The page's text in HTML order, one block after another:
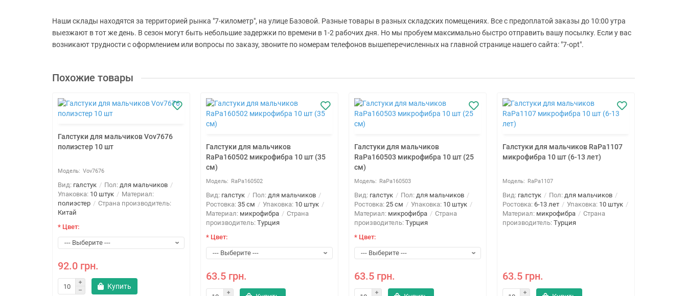
Наши склады находятся за территорией рынка "7-километр", на улице Базовой. Разные товары в разных складских помещениях. Все с предоплатой заказы до 10:00 утра
выезжают в тот же день. В сезон могут быть небольшие задержки по времени в 1-2 рабочих дня. Но мы пробуем максимально быстро отправить вашу посылку. Если у вас
возникают трудности с оформлением или вопросы по заказу, звоните по номерам телефонов вышеперечисленных на главной странице нашего сайта: "7-opt".
Похожие товары
Галстуки для мальчиков Vov7676
полиэстер 10 шт
Vov7676
Вид: галстук Пол: для мальчиков
Упаковка: 10 штук
Материал:
полиэстер
Страна производитель:
Китай
* Цвет:
92.0 грн.
Купить
Галстуки для мальчиков
RaPa160502 микрофибра 10 шт (35
см)
RaPa160502
Вид: галстук Пол: для мальчиков
Ростовка: 35 см Упаковка: 10 штук
Материал: микрофибра
Страна
производитель: Турция
* Цвет:
63.5 грн.
Галстуки для мальчиков
RaPa160503 микрофибра 10 шт (25
см)
RaPa160503
Вид: галстук Пол: для мальчиков
Ростовка: 25 см Упаковка: 10 штук
Материал: микрофибра
Страна
производитель: Турция
* Цвет:
63.5 грн.
Галстуки для мальчиков RaPa1107
микрофибра 10 шт (6-13 лет)
RaPa1107
Вид: галстук Пол: для мальчиков
Ростовка: 6-13 лет Упаковка: 10 штук
Материал: микрофибра
Страна
производитель: Турция
63.5 грн.